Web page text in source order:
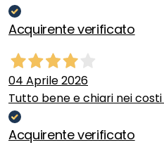
Acquirente verificato
04 Aprile 2026
Tutto bene e chiari nei
Acquirente verificato